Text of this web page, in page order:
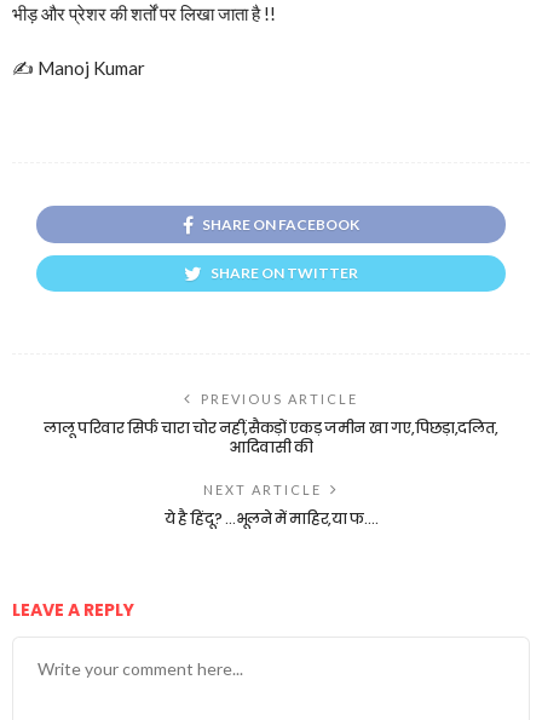
भीड़ और प्रेशर की शर्तों पर लिखा जाता है !!
✍️ Manoj Kumar
SHARE ON FACEBOOK
SHARE ON TWITTER
PREVIOUS ARTICLE
लालू परिवार सिर्फ चारा चोर नहीं,सैकड़ों एकड़ जमीन खा गए,पिछड़ा,दलित,
आदिवासी की
NEXT ARTICLE
ये है हिंदू? …भूलने में माहिर,या फ….
LEAVE A REPLY